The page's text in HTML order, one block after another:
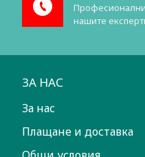
нашите
ЗА НАС
За нас
Плащане и доставка